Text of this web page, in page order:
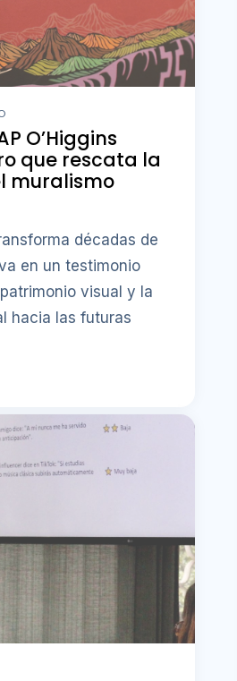
O’Higgins
que rescata la
muralismo
décadas de
en un testimonio
visual y la
hacia las futuras